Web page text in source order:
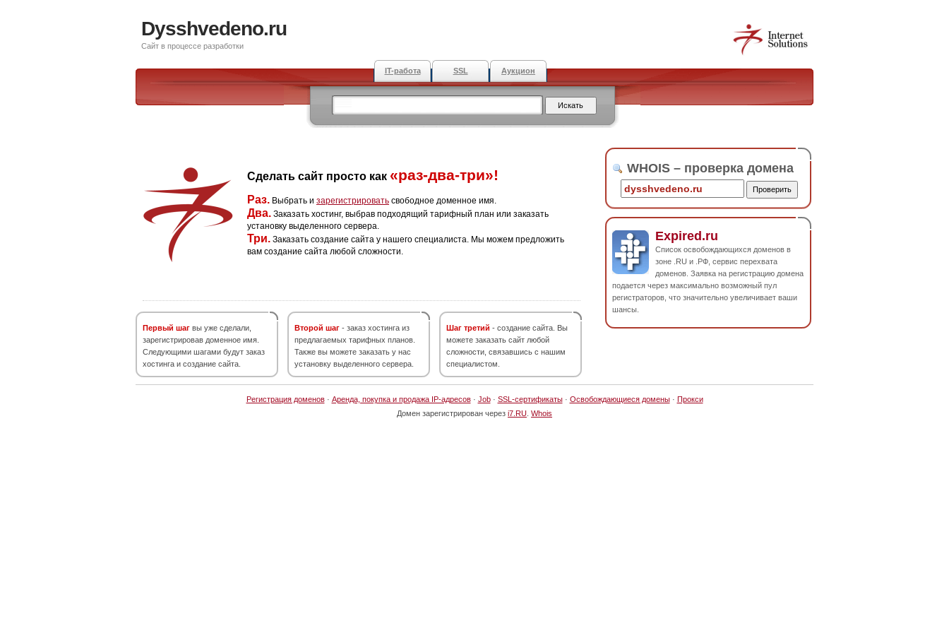
Dysshvedeno.ru
Сайт в процессе разработки
IT-работа SSL Аукцион
Сделать сайт просто как «раз-два-три»!
Раз. Выбрать и зарегистрировать свободное доменное имя.
Два. Заказать хостинг, выбрав подходящий тарифный план или заказать
установку выделенного сервера.
Три. Заказать создание сайта у нашего специалиста. Мы можем предложить
вам создание сайта любой сложности.
Первый шаг вы уже сделали,
зарегистрировав доменное имя.
Следующими шагами будут заказ
хостинга и создание сайта.
Второй шаг - заказ хостинга из
предлагаемых тарифных планов.
Также вы можете заказать у нас
установку выделенного сервера.
Шаг третий - создание сайта. Вы
можете заказать сайт любой
сложности, связавшись с нашим
специалистом.
WHOIS – проверка домена
Expired.ru
Список освобождающихся доменов в
зоне .RU и .РФ, сервис перехвата
доменов. Заявка на регистрацию домена
подается через максимально возможный пул
регистраторов, что значительно увеличивает ваши
шансы.
Регистрация доменов· Аренда, покупка и продажа IP-адресов· Job· SSL-сертификаты· Освобождающиеся домены· Прокси
Домен зарегистрирован через i7.RU Whois